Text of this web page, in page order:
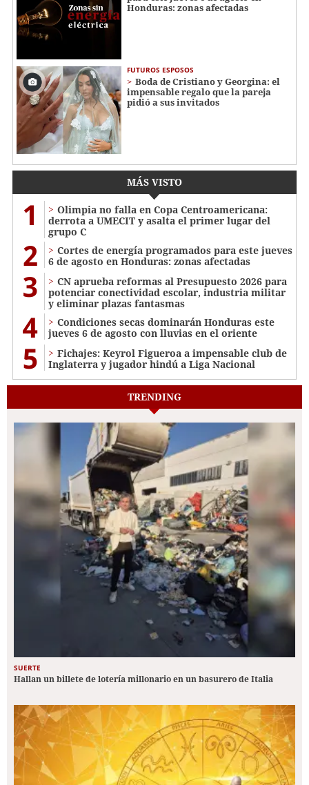
Honduras: zonas afectadas
FUTUROS ESPOSOS
Boda de Cristiano y Georgina: el
impensable regalo que la pareja
pidió a sus invitados
MÁS VISTO
1
Olimpia no falla en Copa Centroamericana:
derrota a UMECIT y asalta el primer lugar del
grupo C
2
Cortes de energía programados para este jueves
6 de agosto en Honduras: zonas afectadas
3
CN aprueba reformas al Presupuesto 2026 para
potenciar conectividad escolar, industria militar
y eliminar plazas fantasmas
4
Condiciones secas dominarán Honduras este
jueves 6 de agosto con lluvias en el oriente
5
Fichajes: Keyrol Figueroa a impensable club de
Inglaterra y jugador hindú a Liga Nacional
TRENDING
SUERTE
Hallan un billete de lotería millonario en un basurero de Italia